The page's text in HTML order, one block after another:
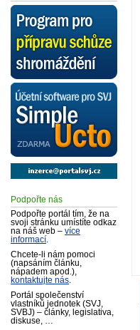
Podpořte nás
Podpořte portál tím, že na
svoji stránku umístíte odkaz
na náš web – více
informací
Chcete-li nám pomoci
(napsáním článku,
nápadem apod.),
kontaktujte nás
Portál společenství
vlastníků jednotek (SVJ,
SVBJ) – články, legislativa,
diskuse, …